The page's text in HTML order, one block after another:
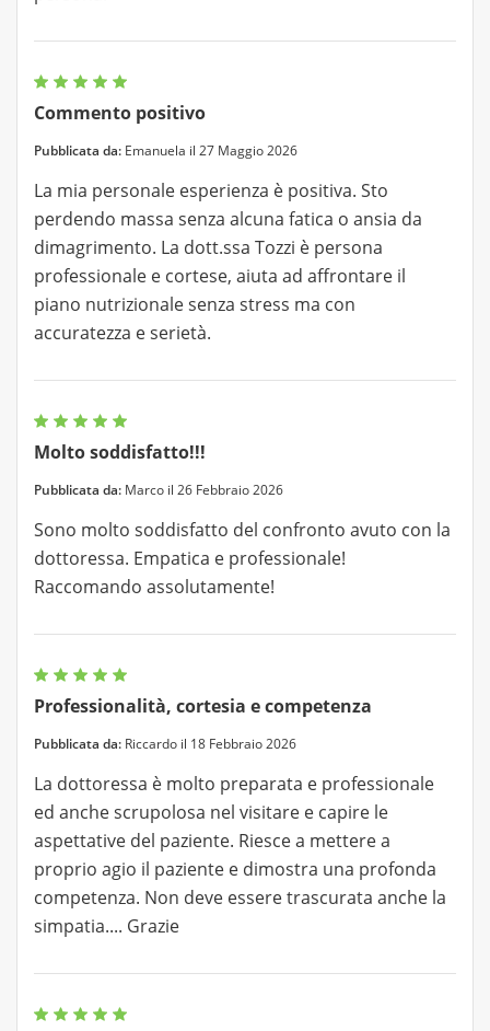
Commento positivo
Pubblicata da: Emanuela il 27 Maggio 2026
La mia personale esperienza è positiva. Sto
perdendo massa senza alcuna fatica o ansia da
dimagrimento. La dott.ssa Tozzi è persona
professionale e cortese, aiuta ad affrontare il
piano nutrizionale senza stress ma con
accuratezza e serietà.
Molto soddisfatto!!!
Pubblicata da: Marco il 26 Febbraio 2026
Sono molto soddisfatto del confronto avuto con la
dottoressa. Empatica e professionale!
Raccomando assolutamente!
Professionalità, cortesia e competenza
Pubblicata da: Riccardo il 18 Febbraio 2026
La dottoressa è molto preparata e professionale
ed anche scrupolosa nel visitare e capire le
aspettative del paziente. Riesce a mettere a
proprio agio il paziente e dimostra una profonda
competenza. Non deve essere trascurata anche la
simpatia.... Grazie